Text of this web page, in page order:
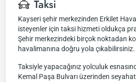
Taksi
Kayseri şehir merkezinden Erkilet
isteyenler için taksi hizmeti oldukça
Şehir merkezindeki birçok noktadan
havalimanına doğru yola çıkabilirsiniz.
Taksiyle yapacağınız yolculuk
Kemal Paşa Bulvarı üzerinden